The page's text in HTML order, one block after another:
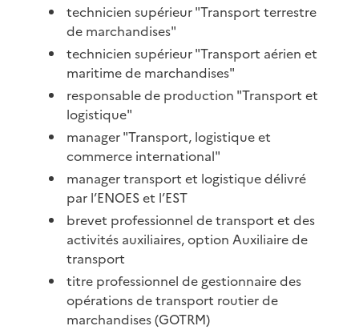
technicien supérieur "Transport terrestre
de marchandises"
technicien supérieur "Transport aérien et
maritime de marchandises"
responsable de production "Transport et
logistique"
manager "Transport, logistique et
commerce international"
manager transport et logistique délivré
par l’ENOES et l’EST
brevet professionnel de transport et des
activités auxiliaires, option Auxiliaire de
transport
titre professionnel de gestionnaire des
opérations de transport routier de
marchandises (GOTRM)